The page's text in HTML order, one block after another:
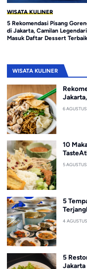
WISATA KULINER
Daftar Menu dan Harga
Beng Bali, Kuliner Ikan
Sejak 1941
WISATA KULINER
6
10
5
5
4
5